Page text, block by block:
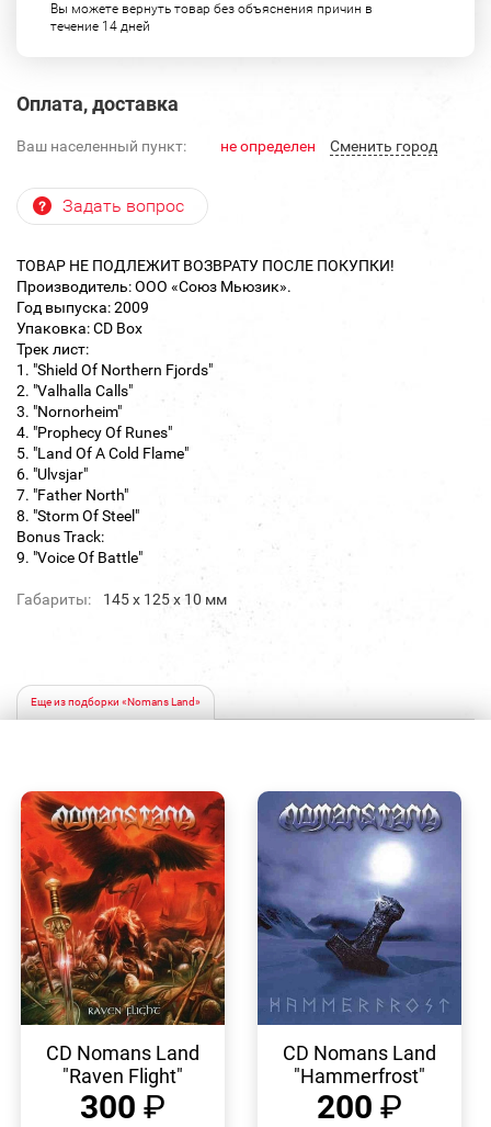
Вы можете вернуть товар без объяснения причин в
течение 14 дней
Оплата, доставка
Ваш населенный пункт: не определен Cменить город
Задать вопрос
ТОВАР НЕ ПОДЛЕЖИТ ВОЗВРАТУ ПОСЛЕ ПОКУПКИ!
Производитель: ООО «Союз Мьюзик».
Год выпуска: 2009
Упаковка: CD Box
Трек лист:
1. "Shield Of Northern Fjords"
2. "Valhalla Calls"
3. "Nornorheim"
4. "Prophecy Of Runes"
5. "Land Of A Cold Flame"
6. "Ulvsjar"
7. "Father North"
8. "Storm Of Steel"
Bonus Track:
9. "Voice Of Battle"
Габариты: 145 х 125 х 10 мм
Еще из подборки «Nomans Land»
ПРОСМОТР
CD Nomans Land
"Raven Flight"
300 ₽
ПРОСМОТР
CD Nomans Land
"Hammerfrost"
200 ₽